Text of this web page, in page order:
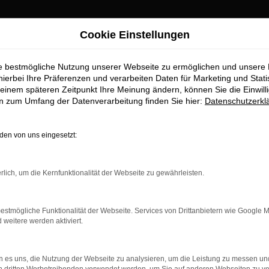
für
erhalten Sie im
für exzellente Audi A3 Gebrauchtwagen Fahrzeuge für
zu präsentieren, die höchste Standards in
geht. Erfahren Sie mehr über unsere beeindruckende Audi
Cookie Einstellungen
bestmögliche Nutzung unserer Webseite zu ermöglichen und unsere
Ihre Präferenzen und verarbeiten Daten für Marketing und
späteren Zeitpunkt Ihre Meinung ändern, können Sie die
zum Umfang der Datenverarbeitung finden Sie hier:
von uns eingesetzt:
um die Kernfunktionalität der Webseite zu gewährleisten.
Funktionalität der Webseite. Services von Drittanbietern wie Google
weitere werden aktiviert.
es uns, die Nutzung der Webseite zu analysieren, um die Leistung zu messen